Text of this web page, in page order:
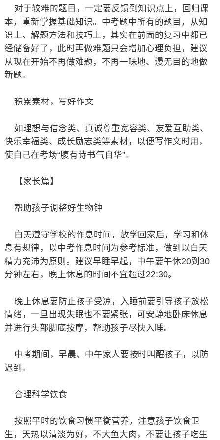
对于较难的题目，一定要反馈到知识点上，回归课
本，重新掌握基础知识。中考题中所有的题目，从知
识上、解题方法和技巧上，其实在前面的复习中都已
经储备好了，此时再做难题只会增加心理负担，建议
从现在开始不再做难题，不再一味地、漫无目的地做
新题。
积累素材，写好作文
如理想与信念类、真诚尊重宽容类、友爱互助类、
快乐幸福类、成长励志类等素材，以便写作文时用，
使自己在考场“腹有诗书气自华”。
【家长篇】
帮助孩子调整好生物钟
白天遵守学校的作息时间，放学回家后，学习和休
息有规律，以中考作息时间为参考标准，做到以白天
精力充沛为原则。建议早睡早起，中午要午休20到30
分钟左右，晚上休息的时间不宜超过22:30。
晚上休息要防止孩子受凉，入睡前要引导孩子放松
情绪，一旦出现失眠也不要紧张，可安静地卧床休息
并进行头部脚底按摩，帮助孩子尽快入睡。
中考期间，早晨、中午家人要按时叫醒孩子，以防
迟到。
合理科学饮食
按照平时的饮食习惯平衡营养，注意孩子饮食卫
生，天热以清淡为好，不大鱼大肉，不要让孩子吃生